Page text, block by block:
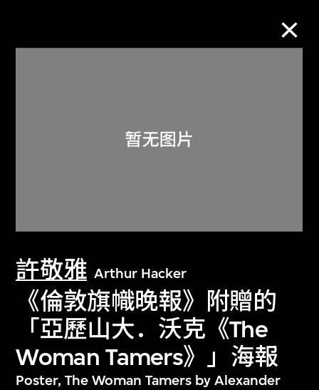
許敬雅 Arthur Hacker
《倫敦旗幟晚報》附贈的
「亞歷山大．沃克《The
Woman Tamers》」海報
Poster, The Woman Tamers by Alexander
关于M+藏品
探索世界顶级的二十及二十一世纪视觉
文化藏品。